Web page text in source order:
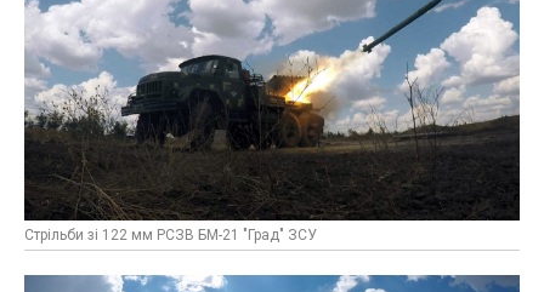
Стрільби зі 122 мм РСЗВ БМ-21 "Град" ЗСУ